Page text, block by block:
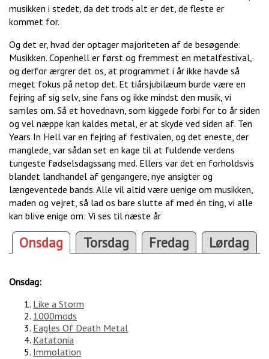
musikken i stedet, da det trods alt er det, de fleste er
kommet for.
Og det er, hvad der optager majoriteten af de besøgende:
Musikken. Copenhell er først og fremmest en metalfestival,
og derfor ærgrer det os, at programmet i år ikke havde så
meget fokus på netop det. Et tiårsjubilæum burde være en
fejring af sig selv, sine fans og ikke mindst den musik, vi
samles om. Så et hovednavn, som kiggede forbi for to år siden
og vel næppe kan kaldes metal, er at skyde ved siden af. Ten
Years In Hell var en fejring af festivalen, og det eneste, der
manglede, var sådan set en kage til at fuldende verdens
tungeste fødselsdagssang med. Ellers var det en forholdsvis
blandet landhandel af gengangere, nye ansigter og
længeventede bands. Alle vil altid være uenige om musikken,
maden og vejret, så lad os bare slutte af med én ting, vi alle
kan blive enige om: Vi ses til næste år
Onsdag Torsdag Fredag Lørdag
Onsdag:
Like a Storm
1000mods
Eagles Of Death Metal
Katatonia
Immolation